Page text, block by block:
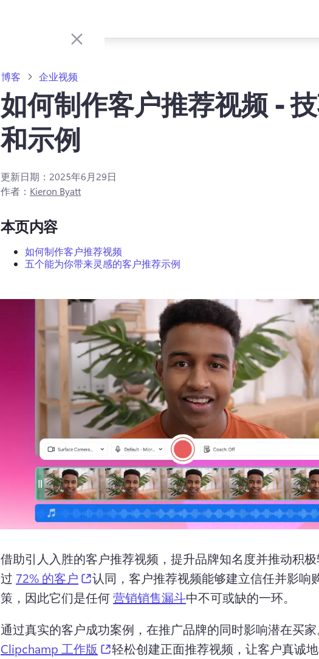
博客 企业视频
如何制作客户推荐视频 -
和示例
更新日期： 2025年6月29日
作者： Kieron Byatt
本页内容
如何制作客户推荐视频
五个能为你带来灵感的客户推荐示例
借助引人入胜的客户推荐视频，提升品牌知名度并推动积
过 72% 的客户 (opens in a new tab)
认同，客户推荐视频能够建立信任并影响
策，因此它们是任何 营销销售漏斗中不可或缺的一环。
通过真实的客户成功案例，在推广品牌的同时影响潜在买
Clipchamp 工作版
(opens in a new tab)
轻松创建正面推荐视频，让客户真诚